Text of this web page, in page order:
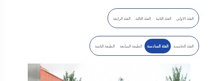
الفئة الاولي الفئة الثانية الفئة الثالثة الفئة الرابعة
الفئة الخامسة الفئة السادسة الطبعة السابعة الطبعة التامنة